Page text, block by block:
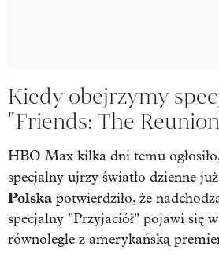
Kiedy obejrzymy
"Friends: The
HBO Max kilka dni temu
specjalny ujrzy światło dzienne
Polska potwierdziło, że
specjalny "Przyjaciół" pojawi się
równolegle z amerykańską